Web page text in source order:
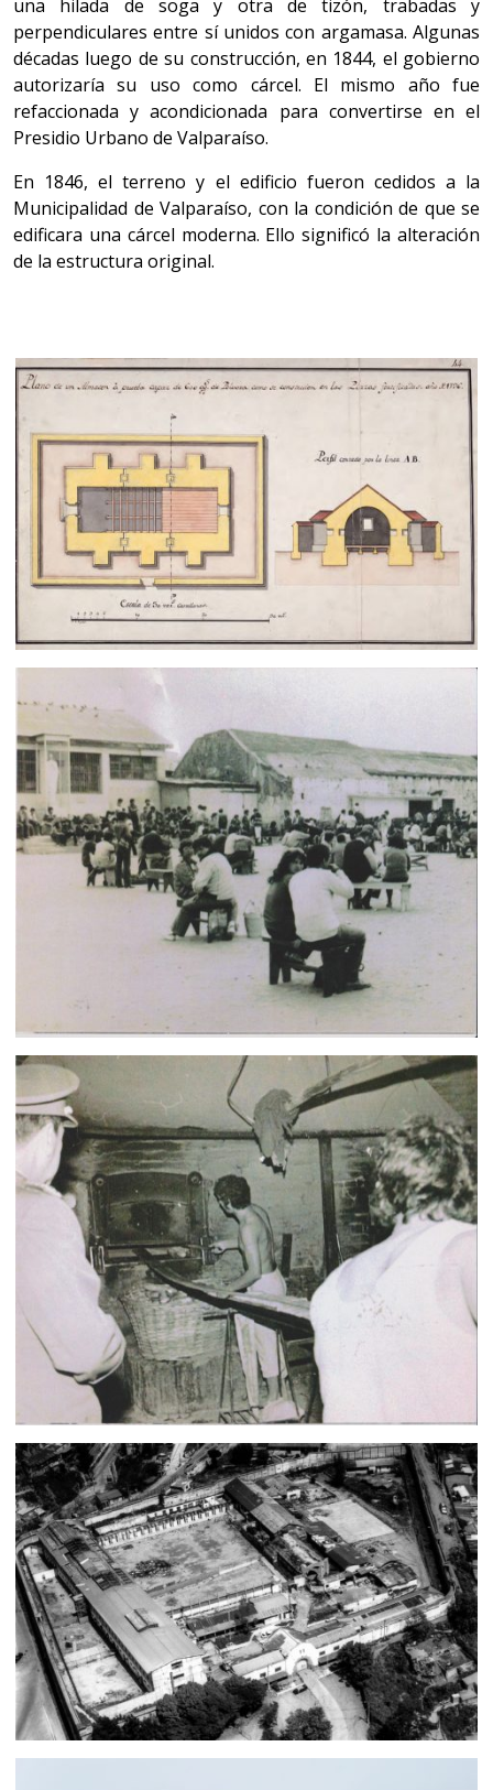
una hilada de soga y otra de tizón, trabadas y
perpendiculares entre sí unidos con argamasa. Algunas
décadas luego de su construcción, en 1844, el gobierno
autorizaría su uso como cárcel. El mismo año fue
refaccionada y acondicionada para convertirse en el
Presidio Urbano de Valparaíso.
En 1846, el terreno y el edificio fueron cedidos a la
Municipalidad de Valparaíso, con la condición de que se
edificara una cárcel moderna. Ello significó la alteración
de la estructura original.